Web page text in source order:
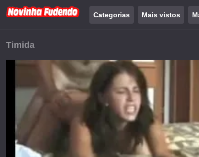
Categorias Mais vistos
Timida